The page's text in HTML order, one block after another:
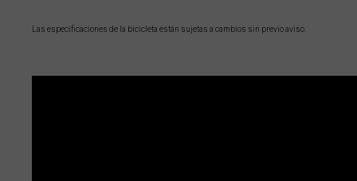
Las especificaciones de la bicicleta están sujetas a cambios sin previo aviso.